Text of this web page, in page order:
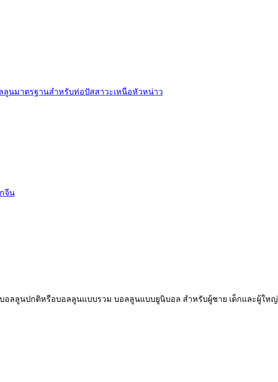
อลลูนปกติหรือบอลลูนแบบรวม บอลลูนแบบยูนิบอล สำหรับผู้ชาย เด็กและผู้ใหญ่